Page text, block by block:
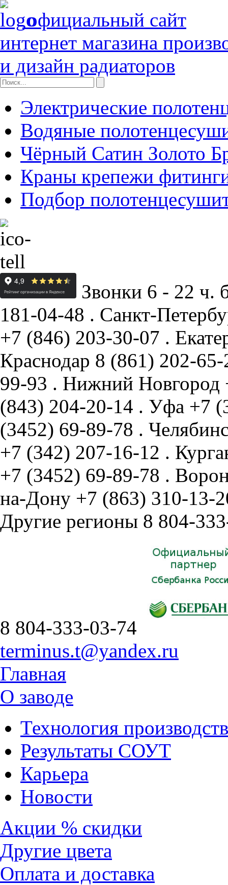
официальный сайт
интернет магазина
и дизайн радиаторов
Электрические
Водяные
Чёрный Сатин Золото
Краны крепежи
Подбор
Звонки 6 - 22 ч.
181-04-48 . Санкт-
+7 (846) 203-30-07 .
Краснодар 8 (861) 202-
99-93 . Нижний Новгород
(843) 204-20-14 . Уфа +7
(3452) 69-89-78 .
+7 (342) 207-16-12 .
+7 (3452) 69-89-78 .
на-Дону +7 (863) 310-13-
Другие регионы 8 804-
8 804-333-03-74
terminus.t@yandex.ru
Главная
О заводе
Технология
Результаты СОУТ
Карьера
Новости
Акции % скидки
Другие цвета
Оплата и доставка